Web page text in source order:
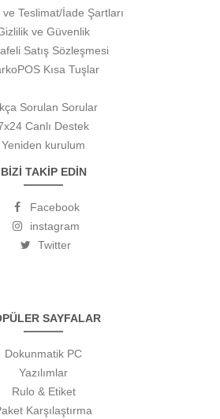
Teslimat/İade Şartları
ve Güvenlik
Satış Sözleşmesi
Kısa Tuşlar
Sorulan Sorular
Canlı Destek
Yeniden kurulum
BİZİ TAKİP EDİN
Facebook
instagram
Twitter
SAYFALAR
Dokunmatik PC
Yazılımlar
Rulo & Etiket
Karşılaştırma